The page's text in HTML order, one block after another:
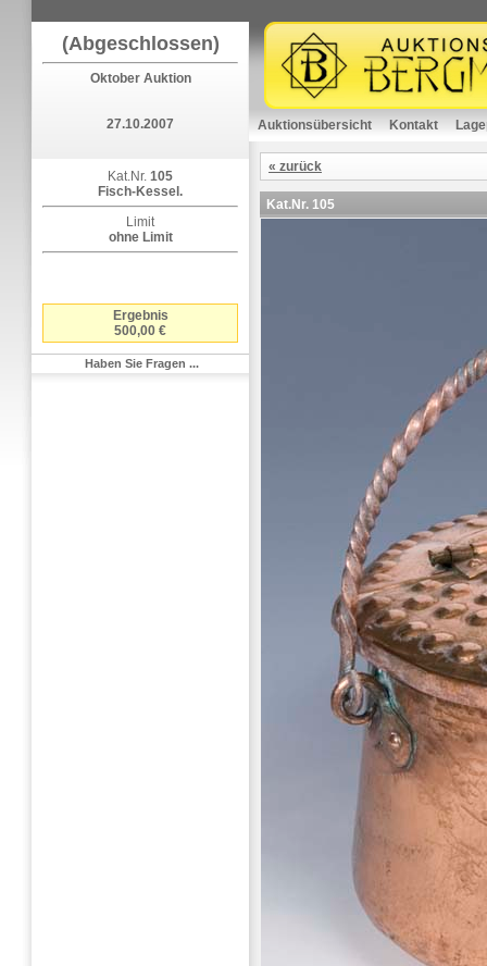
(Abgeschlossen)
Oktober Auktion
27.10.2007
Kat.Nr. 105
Fisch-Kessel.
Limit
ohne Limit
Ergebnis
500,00 €
Haben Sie Fragen ...
Auktionsübersicht Kontakt
« zurück
Kat.Nr. 105